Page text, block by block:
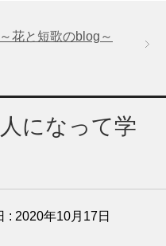
花と短歌のblog～
になって学
: 2020年10月17日